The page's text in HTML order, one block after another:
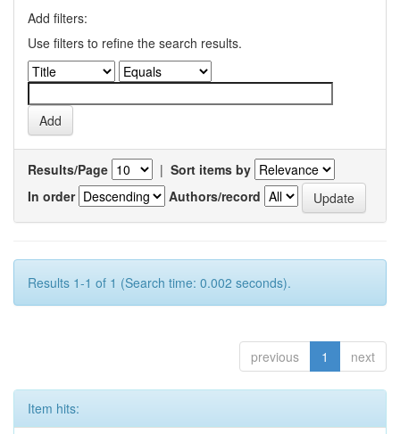
Add filters:
Use filters to refine the search results.
Results/Page | Sort items by
In order
Authors/record
Results 1-1 of 1 (Search time: 0.002 seconds).
previous 1 next
Item hits: